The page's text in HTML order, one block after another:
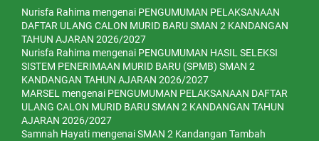
Nurisfa Rahima mengenai PENGUMUMAN PELAKSANAAN
DAFTAR ULANG CALON MURID BARU SMAN 2 KANDANGAN
TAHUN AJARAN 2026/2027
Nurisfa Rahima mengenai PENGUMUMAN HASIL SELEKSI
SISTEM PENERIMAAN MURID BARU (SPMB) SMAN 2
KANDANGAN TAHUN AJARAN 2026/2027
MARSEL mengenai PENGUMUMAN PELAKSANAAN DAFTAR
ULANG CALON MURID BARU SMAN 2 KANDANGAN TAHUN
AJARAN 2026/2027
Samnah Hayati mengenaiSMAN 2 Kandangan Tambah